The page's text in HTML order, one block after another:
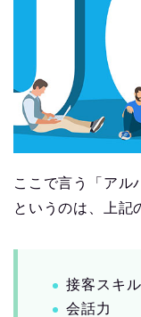
ここで言う「アル
というのは、上記
接客スキル
会話力